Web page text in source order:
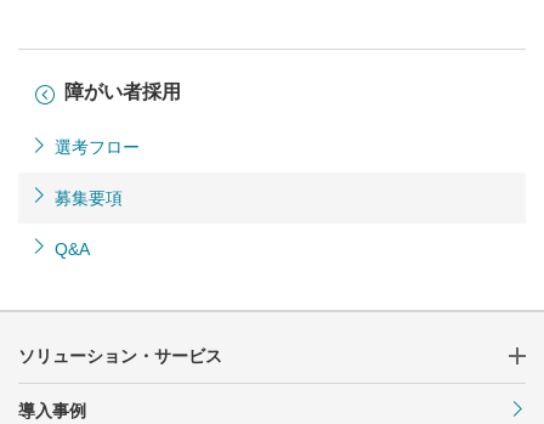
障がい者採用
選考フロー
募集要項
Q&A
ソリューション・サービス
導入事例